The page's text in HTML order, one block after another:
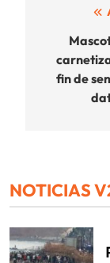
fin de
NOTICIAS